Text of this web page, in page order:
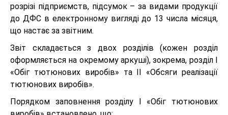
розрізі підприємств, підсумок – за видами продукції
до ДФС в електронному вигляді до 13 числа місяця,
що настає за звітним.
Звіт складається з двох розділів (кожен розділ
оформляється на окремому аркуші), зокрема, розділ І
«Обіг тютюнових виробів» та ІІ «Обсяги реалізації
тютюнових виробів».
Порядком заповнення розділу І «Обіг тютюнових